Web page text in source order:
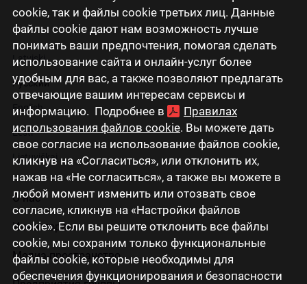
cookie, так и файлы cookie третьих лиц. Данные
файлы cookie дают нам возможность лучше
понимать ваши предпочтения, помогая сделать
использование сайта и онлайн-услуг более
удобным для вас, а также позволяют предлагать
отвечающие вашим интересам сервисы и
информацию. Подробнее в
Правилах
использования файлов cookie. Вы можете дать
свое согласие на использование файлов cookie,
кликнув на «Согласиться», или отклонить их,
нажав на «Не согласиться», а также вы можете в
любой момент изменить или отозвать свое
согласие, кликнув на «Настройки файлов
cookie». Если вы решите отклонить все файлы
cookie, мы сохраним только функциональные
файлы cookie, которые необходимы для
обеспечения функционирования и безопасности
Latviski
Русский
English
Eesti
Lietuviškai
О нас
Инвесторам
Медиа-пространство